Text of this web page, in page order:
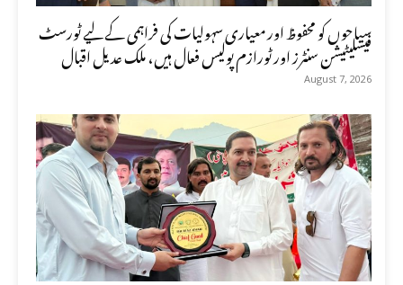
سیاحوں کو محفوظ اور معیاری سہولیات کی فراہمی کے لیے ٹورسٹ
فیسلیٹیشن سنٹرز اور ٹورازم پولیس فعال ہیں، ملک عدیل اقبال
August 7, 2026